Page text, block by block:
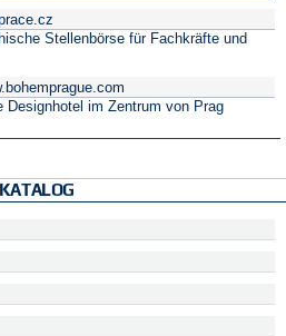
Stellenbörse für Fachkräfte und
Designhotel im Zentrum von Prag
KATALOG